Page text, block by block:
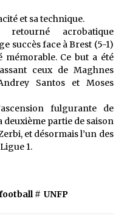
du Prix national du
vendredi
au régime national de
d’une campagne de
profit de la communauté
campagne nationale de
la lutte contre le travail
course conçue et
: Une équipe d’étudiants
et sa technique.
acrobatique
succès face à Brest (5-1)
Ce but a été
ceux de Maghnes
Santos et Moses
fulgurante de
partie de saison
et désormais l’un des
1.
# UNFP